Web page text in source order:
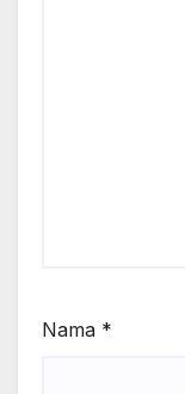
Nama *